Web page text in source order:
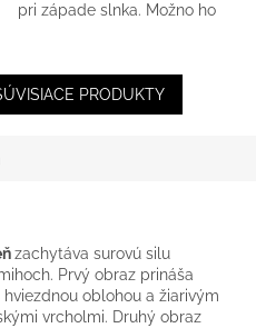
pri západe slnka. Možno ho
PRODUKTY
zachytáva surovú silu
Prvý obraz prináša
oblohou a žiarivým
vrcholmi. Druhý obraz